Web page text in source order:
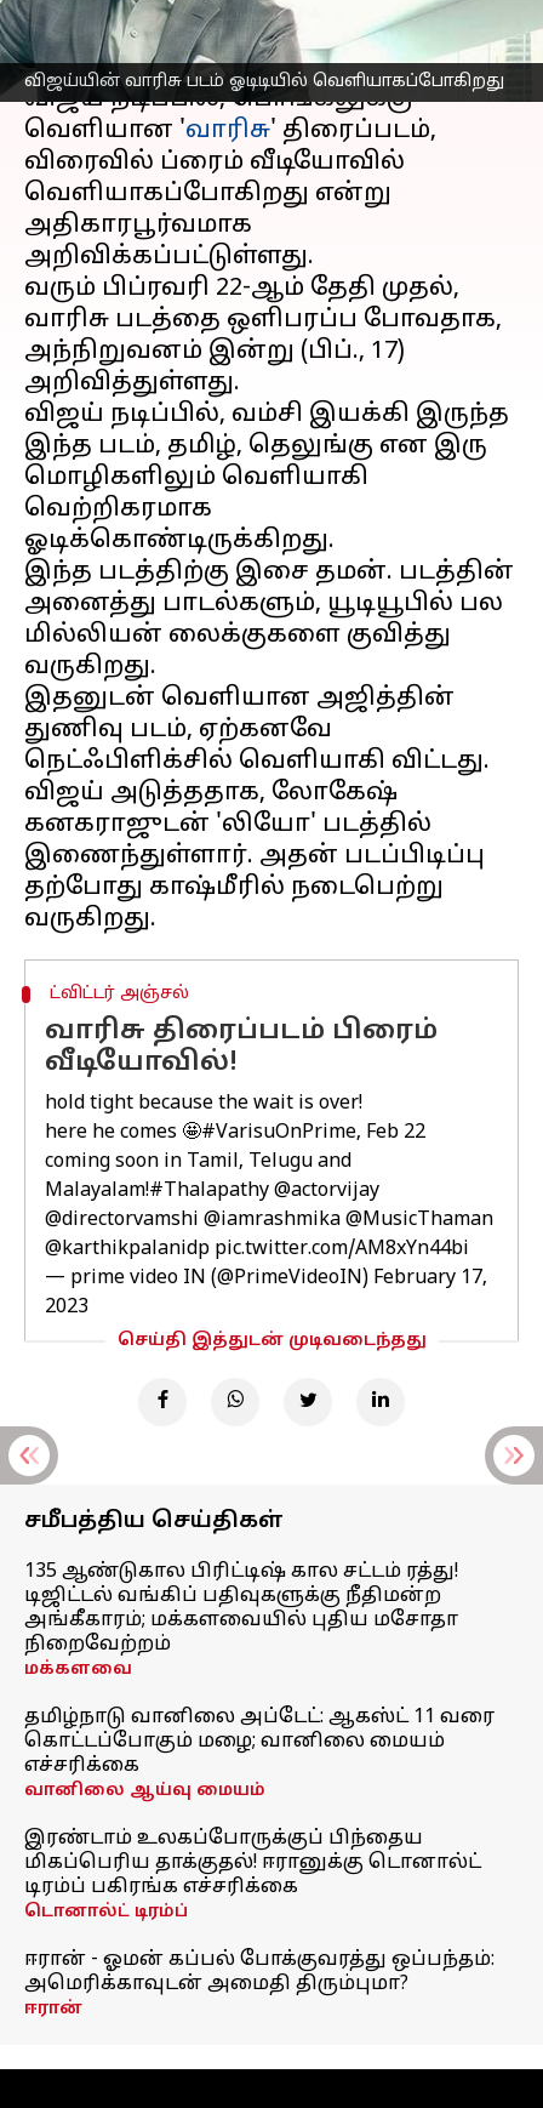
விஜய்யின் வாரிசு படம் ஓடிடியில் வெளியாகப்போகிறது
செய்தி முன்னோட்டம்
விஜய் நடிப்பில், பொங்கலுக்கு
வெளியான 'வாரிசு' திரைப்படம்,
விரைவில் ப்ரைம் வீடியோவில்
வெளியாகப்போகிறது என்று
அதிகாரபூர்வமாக
அறிவிக்கப்பட்டுள்ளது.
வரும் பிப்ரவரி 22-ஆம் தேதி முதல்,
வாரிசு படத்தை ஒளிபரப்ப போவதாக,
அந்நிறுவனம் இன்று (பிப்., 17)
அறிவித்துள்ளது.
விஜய் நடிப்பில், வம்சி இயக்கி இருந்த
இந்த படம், தமிழ், தெலுங்கு என இரு
மொழிகளிலும் வெளியாகி
வெற்றிகரமாக
ஓடிக்கொண்டிருக்கிறது.
இந்த படத்திற்கு இசை தமன். படத்தின்
அனைத்து பாடல்களும், யூடியூபில் பல
மில்லியன் லைக்குகளை குவித்து
வருகிறது.
இதனுடன் வெளியான அஜித்தின்
துணிவு படம், ஏற்கனவே
நெட்ஃபிளிக்சில் வெளியாகி விட்டது.
விஜய் அடுத்ததாக, லோகேஷ்
கனகராஜுடன் 'லியோ' படத்தில்
இணைந்துள்ளார். அதன் படப்பிடிப்பு
தற்போது காஷ்மீரில் நடைபெற்று
ட்விட்டர் அஞ்சல்
வாரிசு திரைப்படம் பிரைம்
வீடியோவில்!
hold tight because the wait is over!
here he comes 🤩#VarisuOnPrime, Feb 22
coming soon in Tamil, Telugu and
Malayalam!#Thalapathy @actorvijay
@directorvamshi @iamrashmika @MusicThaman
@karthikpalanidp pic.twitter.com/AM8xYn44bi
— prime video IN (@PrimeVideoIN) February 17,
2023
செய்தி இத்துடன் முடிவடைந்தது
சமீபத்திய செய்திகள்
135 ஆண்டுகால பிரிட்டிஷ் கால சட்டம் ரத்து!
டிஜிட்டல் வங்கிப் பதிவுகளுக்கு நீதிமன்ற
அங்கீகாரம்; மக்களவையில் புதிய மசோதா
நிறைவேற்றம்
மக்களவை
தமிழ்நாடு வானிலை அப்டேட்: ஆகஸ்ட் 11 வரை
கொட்டப்போகும் மழை; வானிலை மையம்
எச்சரிக்கை
வானிலை ஆய்வு மையம்
இரண்டாம் உலகப்போருக்குப் பிந்தைய
மிகப்பெரிய தாக்குதல்! ஈரானுக்கு டொனால்ட்
டிரம்ப் பகிரங்க எச்சரிக்கை
டொனால்ட் டிரம்ப்
ஈரான் - ஓமன் கப்பல் போக்குவரத்து ஒப்பந்தம்:
அமெரிக்காவுடன் அமைதி திரும்புமா?
ஈரான்